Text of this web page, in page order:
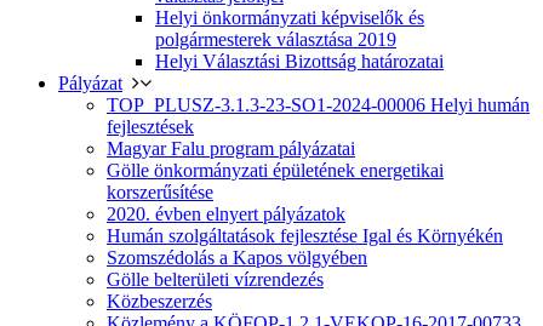
Helyi önkormányzati képviselők és
polgármesterek választása 2019
Helyi Választási Bizottság határozatai
Pályázat
TOP_PLUSZ-3.1.3-23-SO1-2024-00006 Helyi humán
fejlesztések
Magyar Falu program pályázatai
Gölle önkormányzati épületének energetikai
korszerűsítése
2020. évben elnyert pályázatok
Humán szolgáltatások fejlesztése Igal és Környékén
Szomszédolás a Kapos völgyében
Gölle belterületi vízrendezés
Közbeszerzés